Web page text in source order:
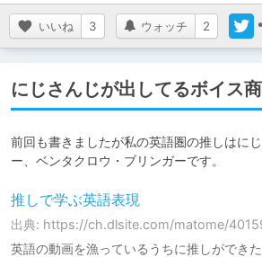
いいね 3 ウォッチ 2
にじさんじが出してるボイス
前回も書きましたが私の英語圏の推しはに
推しで学ぶ英語表現
出典: https://ch.dlsite.com/matome/
英語の動画を漁っているうちに推しができ